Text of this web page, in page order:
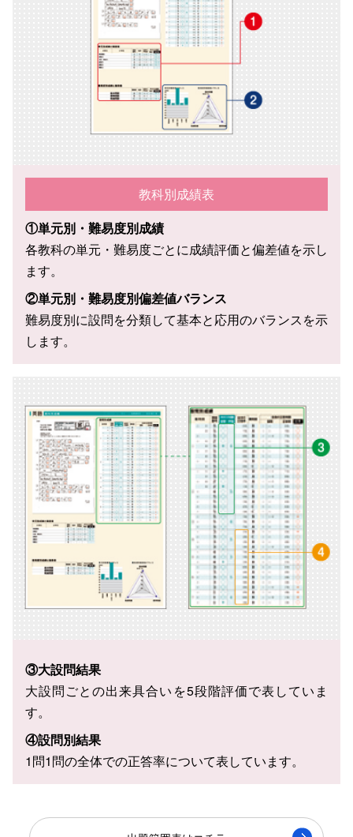
教科別成績表
①単元別・難易度別成績
各教科の単元・難易度ごとに成績評価と偏差値を示し
ます。
②単元別・難易度別偏差値バランス
難易度別に設問を分類して基本と応用のバランスを示
します。
③大設問結果
大設問ごとの出来具合いを5段階評価で表していま
す。
④設問別結果
1問1問の全体での正答率について表しています。